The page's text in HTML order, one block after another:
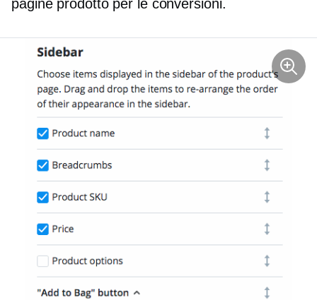
pagine prodotto per le conversioni.